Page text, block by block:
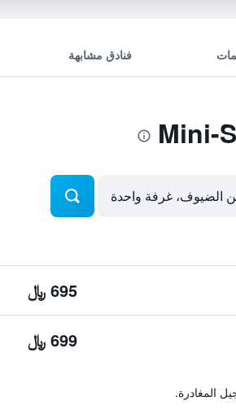
فنادق مشابهة
695 ﷼
699 ﷼
المغادرة.